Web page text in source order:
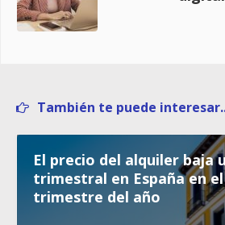
También te puede
El precio del alquiler baja
trimestral en España en
trimestre del año